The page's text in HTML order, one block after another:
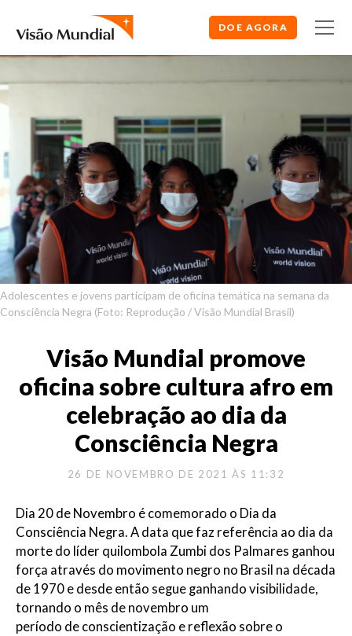
DOE AGORA
Adolescentes e jovens participam de oficina temática na semana da
Consciência Negra (Foto: Reprodução / Visão Mundial Brasil)
Visão Mundial promove
oficina sobre cultura afro em
celebração ao dia da
Consciência Negra
26 DE NOVEMBRO DE 2021 ÀS 11:32
Dia 20 de Novembro é comemorado o Dia da
Consciência Negra. A data quefaz referência ao dia da
morte do líder quilombola Zumbi dos Palmares ganhou
força através do movimento negro no Brasil na década
de 1970 e desde então segue ganhando visibilidade,
tornando o mês de novembro um
período de conscientização e reflexão sobre o